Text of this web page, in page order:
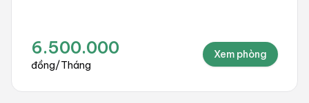
6.500.000
đồng/Tháng
Xem phòng